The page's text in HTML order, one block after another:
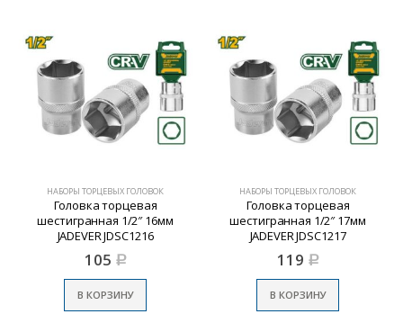
НАБОРЫ ТОРЦЕВЫХ ГОЛОВОК
Головка торцевая
шестигранная 1/2″ 16мм
JADEVER JDSC1216
105 Р
В КОРЗИНУ
НАБОРЫ ТОРЦЕВЫХ ГОЛОВОК
Головка торцевая
шестигранная 1/2″ 17мм
JADEVER JDSC1217
119 Р
В КОРЗИНУ